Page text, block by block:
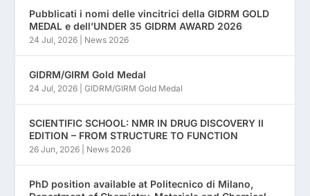
Pubblicati i nomi delle vincitrici della GIDRM GOLD
MEDAL e dell’UNDER 35 GIDRM AWARD 2026
24 Jul, 2026 News 2026
GIDRM/GIRM Gold Medal
24 Jul, 2026 |GIDRM/GIRM Gold Medal
SCIENTIFIC SCHOOL: NMR IN DRUG DISCOVERY II
EDITION – FROM STRUCTURE TO FUNCTION
26 Jun, 2026 News 2026
PhD position available at Politecnico di Milano,